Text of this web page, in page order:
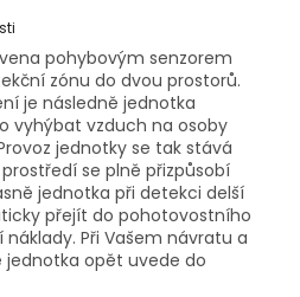
pohybovým senzorem
zónu do dvou prostorů.
je následně jednotka
vyhýbat vzduch na osoby
jednotky se tak stává
se plně přizpůsobí
jednotka při detekci delší
přejít do pohotovostního
Při Vašem návratu a
jednotka opět uvede do